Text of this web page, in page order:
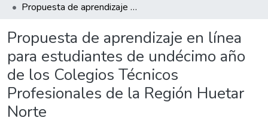
Propuesta de aprendizaje en línea para estudiantes de undécimo año de los Colegios Técnicos Profesionales de la Región Huetar Norte
Propuesta de aprendizaje en línea
para estudiantes de undécimo año
de los Colegios Técnicos
Profesionales de la Región Huetar
Norte